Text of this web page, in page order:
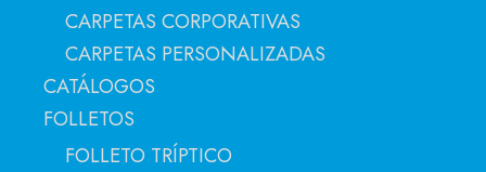
CARPETAS CORPORATIVAS
CARPETAS PERSONALIZADAS
CATÁLOGOS
FOLLETOS
FOLLETO TRÍPTICO